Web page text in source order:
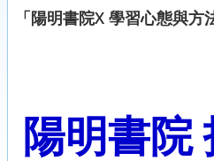
「陽明書院X 學習心態與方
陽明書院